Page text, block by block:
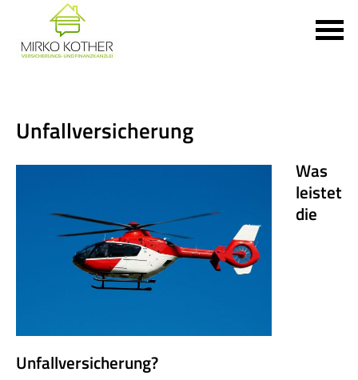
Unfall­ver­si­che­rung
Was
leistet
die
Unfall­ver­si­che­rung?